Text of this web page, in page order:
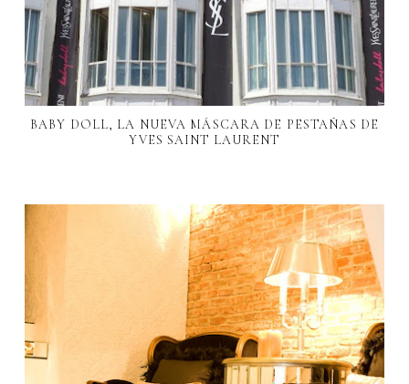
BABY DOLL, LA NUEVA MÁSCARA DE PESTAÑAS DE
YVES SAINT LAURENT